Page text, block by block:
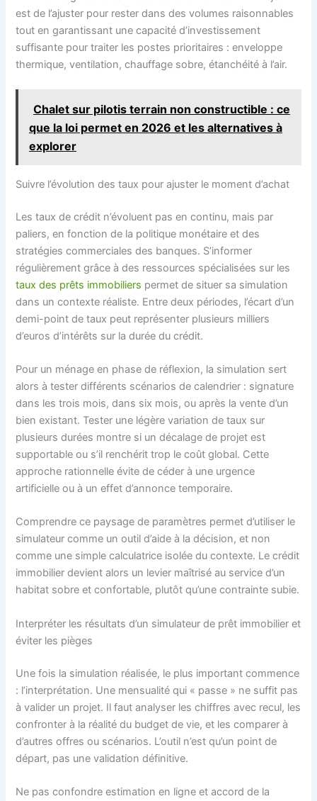
est de l’ajuster pour rester dans des volumes raisonnables
tout en garantissant une capacité d’investissement
suffisante pour traiter les postes prioritaires : enveloppe
thermique, ventilation, chauffage sobre, étanchéité à l’air.
Chalet sur pilotis terrain non constructible : ce
que la loi permet en 2026 et les alternatives à
explorer
Suivre l’évolution des taux pour ajuster le moment d’achat
Les taux de crédit n’évoluent pas en continu, mais par
paliers, en fonction de la politique monétaire et des
stratégies commerciales des banques. S’informer
régulièrement grâce à des ressources spécialisées sur les
taux des prêts immobiliers permet de situer sa simulation
dans un contexte réaliste. Entre deux périodes, l’écart d’un
demi-point de taux peut représenter plusieurs milliers
d’euros d’intérêts sur la durée du crédit.
Pour un ménage en phase de réflexion, la simulation sert
alors à tester différents scénarios de calendrier : signature
dans les trois mois, dans six mois, ou après la vente d’un
bien existant. Tester une légère variation de taux sur
plusieurs durées montre si un décalage de projet est
supportable ou s’il renchérit trop le coût global. Cette
approche rationnelle évite de céder à une urgence
artificielle ou à un effet d’annonce temporaire.
Comprendre ce paysage de paramètres permet d’utiliser le
simulateur comme un outil d’aide à la décision, et non
comme une simple calculatrice isolée du contexte. Le crédit
immobilier devient alors un levier maîtrisé au service d’un
habitat sobre et confortable, plutôt qu’une contrainte subie.
Interpréter les résultats d’un simulateur de prêt immobilier et
éviter les pièges
Une fois la simulation réalisée, le plus important commence
: l’interprétation. Une mensualité qui « passe » ne suffit pas
à valider un projet. Il faut analyser les chiffres avec recul, les
confronter à la réalité du budget de vie, et les comparer à
d’autres offres ou scénarios. L’outil n’est qu’un point de
départ, pas une validation définitive.
Ne pas confondre estimation en ligne et accord de la